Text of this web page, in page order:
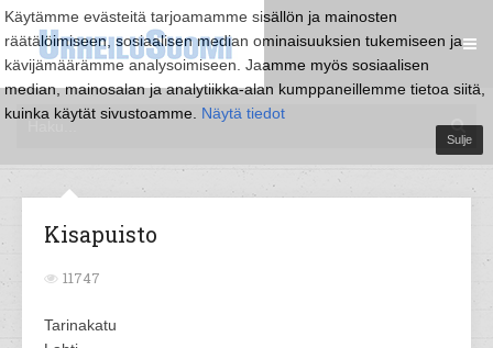
Käytämme evästeitä tarjoamamme sisällön ja mainosten
räätälöimiseen, sosiaalisen median ominaisuuksien tukemiseen ja
kävijämäärämme analysoimiseen. Jaamme myös sosiaalisen
median, mainosalan ja analytiikka-alan kumppaneillemme tietoa siitä,
kuinka käytät sivustoamme. Näytä tiedot
Sulje
Kisapuisto
11747
Tarinakatu